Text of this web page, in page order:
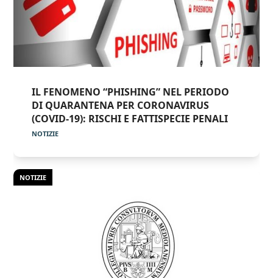
IL FENOMENO “PHISHING” NEL PERIODO
DI QUARANTENA PER CORONAVIRUS
(COVID-19): RISCHI E FATTISPECIE PENALI
NOTIZIE
NOTIZIE